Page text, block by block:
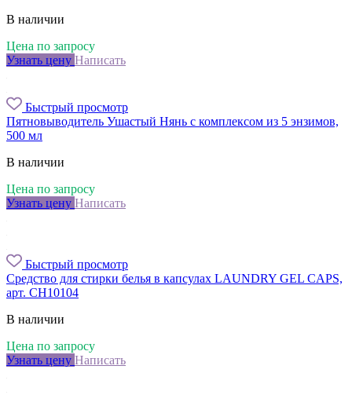
В наличии
Цена по запросу
Узнать цену Написать
Быстрый просмотр
Пятновыводитель Ушастый Нянь с комплексом из 5 энзимов,
500 мл
В наличии
Цена по запросу
Узнать цену Написать
Быстрый просмотр
Средство для стирки белья в капсулах LAUNDRY GEL CAPS,
арт. CH10104
В наличии
Цена по запросу
Узнать цену Написать